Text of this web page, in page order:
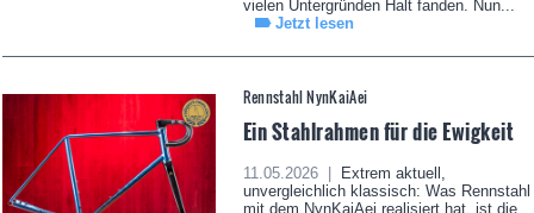
vielen Untergründen Halt fanden. Nun...
Jetzt lesen
Rennstahl NynKaiAei
Ein Stahlrahmen für die Ewigkeit
11.05.2026 |
Extrem aktuell,
unvergleichlich klassisch: Was Rennstahl
mit dem NynKaiAei realisiert hat, ist die